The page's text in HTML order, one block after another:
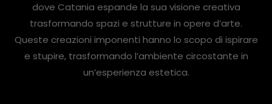
dove Catania espande la sua visione creativa
trasformando spazi e strutture in opere d’arte.
Queste creazioni imponenti hanno lo scopo di ispirare
e stupire, trasformando l’ambiente circostante in
un’esperienza estetica.